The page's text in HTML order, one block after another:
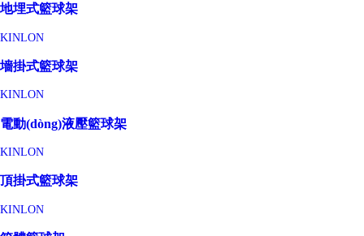
地埋式籃球架
KINLON
墻掛式籃球架
KINLON
電動(dòng)液壓籃球架
KINLON
頂掛式籃球架
KINLON